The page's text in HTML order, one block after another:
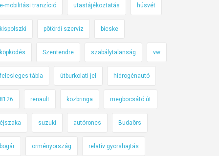
e-mobilitási tranzíció utastájékoztatás húsvét
kispolszki pötördi szerviz bicske
köpködés Szentendre szabálytalanság vw
felesleges tábla útburkolati jel hidrogénautó
8126 renault közbringa megbocsátó út
éjszaka suzuki autóroncs Budaörs
bogár örményország relatív gyorshajtás